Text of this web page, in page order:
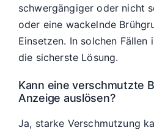
schwergängiger oder nicht
oder eine wackelnde
Einsetzen. In solchen
die sicherste Lösung.
Kann eine verschmutzte
Anzeige auslösen?
Ja, starke Verschmutzung